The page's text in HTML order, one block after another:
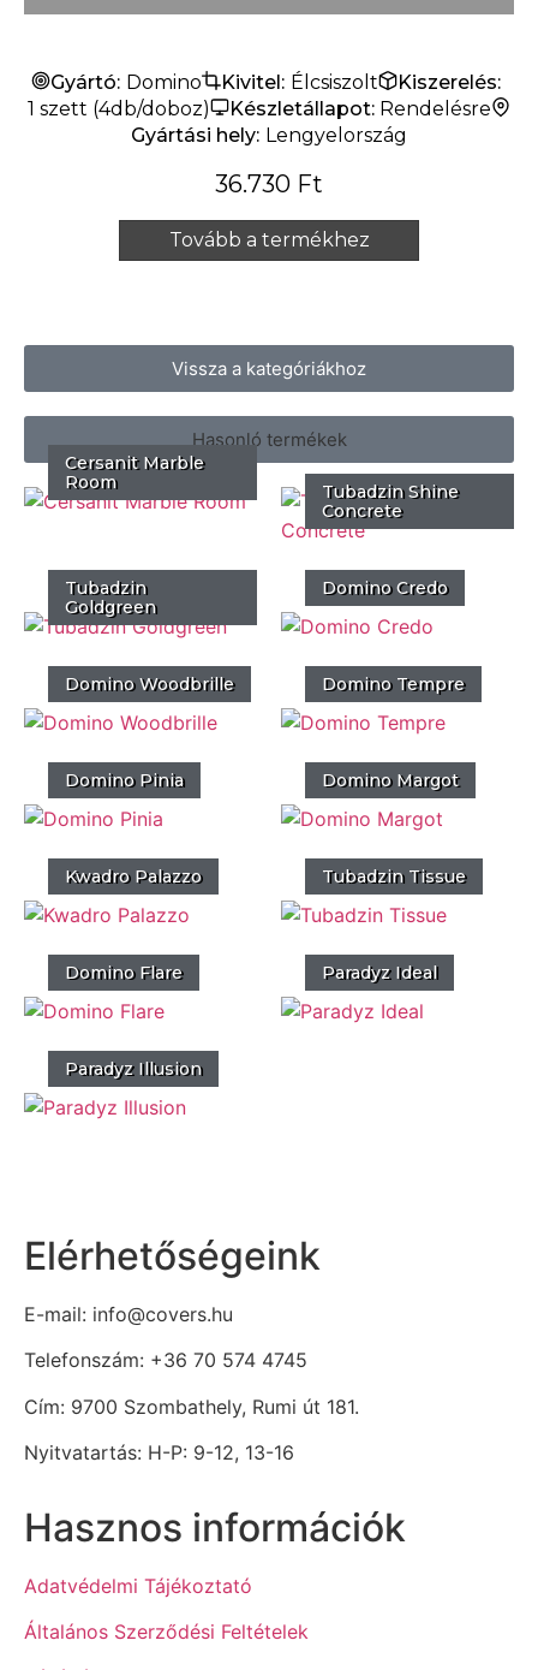
Gyártó: Domino Kivitel: Élcsiszolt
Kiszerelés:
1 szett (4db/doboz)
Készletállapot: Rendelésre
Gyártási hely: Lengyelország
36.730 Ft
Tovább a termékhez
Vissza a kategóriákhoz
Hasonló termékek
Cersanit Marble
Room
Tubadzin Shine
Concrete
Tubadzin
Goldgreen
Domino Credo
Domino Woodbrille Domino Tempre
Domino Pinia Domino Margot
Kwadro Palazzo Tubadzin Tissue
Domino Flare Paradyz Ideal
Paradyz Illusion
Elérhetőségeink
E-mail: info@covers.hu
Telefonszám: +36 70 574 4745
Cím: 9700 Szombathely, Rumi út 181.
Nyitvatartás: H-P: 9-12, 13-16
Hasznos információk
Adatvédelmi Tájékoztató
Általános Szerződési Feltételek